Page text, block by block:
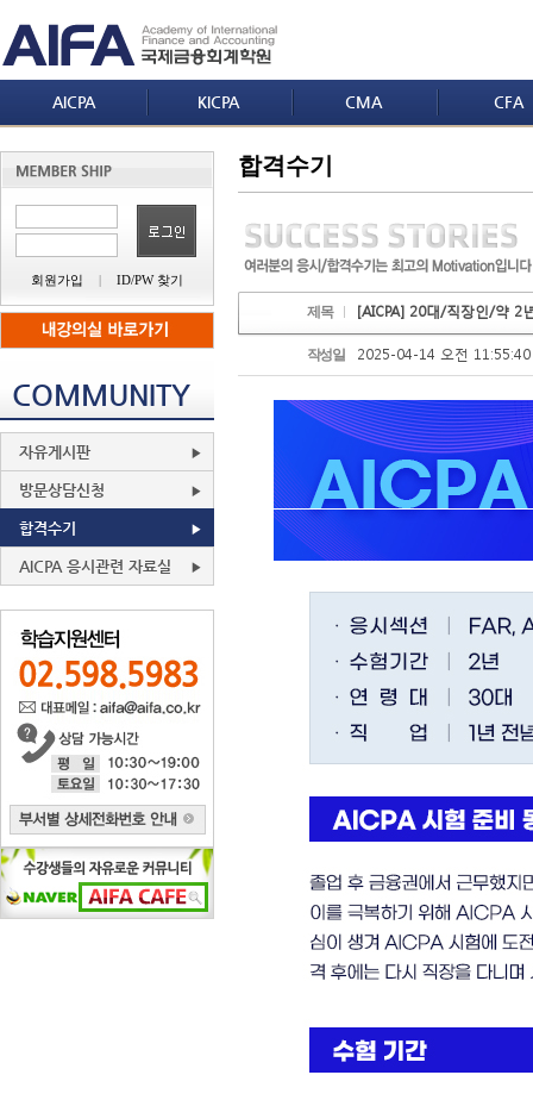
AICPA KICPA CMA CFA
회원가입 | ID/PW 찾기
COMMUNITY
자유게시판
방문상담신청
합격수기
AICPA 응시관련 자료실
합격수기
제목 [AICPA] 20대/직장인/약 2
작성일 2025-04-14 오전 11:55:40